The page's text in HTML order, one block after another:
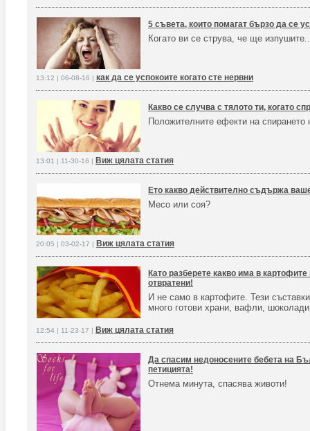
5 съвета, които помагат бързо да се
Когато ви се струва, че ще
13:12 | 06-08-16 | как да се успокоите когато сте нервни
Какво се случва с тялото ти, когато
Положителните ефекти на спирането
13:01 | 11-30-16 | Виж цялата статия
Ето какво действително съдържа
Месо или соя?
20:05 | 03-02-17 | Виж цялата статия
Като разберете какво има в
отвратени!
И не само в картофите. Тези
много готови храни, вафли,
12:54 | 11-23-17 | Виж цялата статия
Да спасим недоносените бебета на
петицията!
Отнема минута, спасява животи!